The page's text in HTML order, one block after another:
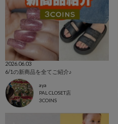
2026.06.03
6/1の新商品を全てご紹介♪
aya
PAL CLOSET店
3COINS